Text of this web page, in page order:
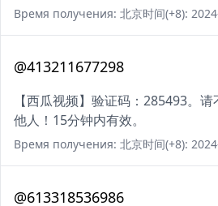
Время получения: 北京时间(+8):
@413211677298
【西瓜视频】验证码：285493。
他人！15分钟内有效。
Время получения: 北京时间(+8):
@613318536986